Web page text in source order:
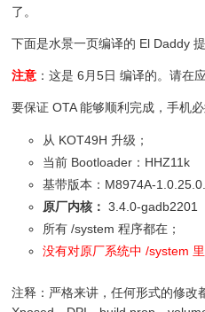
了。
下面是水景一页编译的 El Daddy
注意 ：这是 6月5日 编译的。请在
要保证 OTA 能够顺利完成，手机
从 KOT49H 升级；
当前 Bootloader：HHZ11k
基带版本：M8974A-
原厂内核： 3.4.0-gadb2201
所有 /system 程序都在；
没有对原厂系统中 /system
注释：严格来讲，任何形式的修改